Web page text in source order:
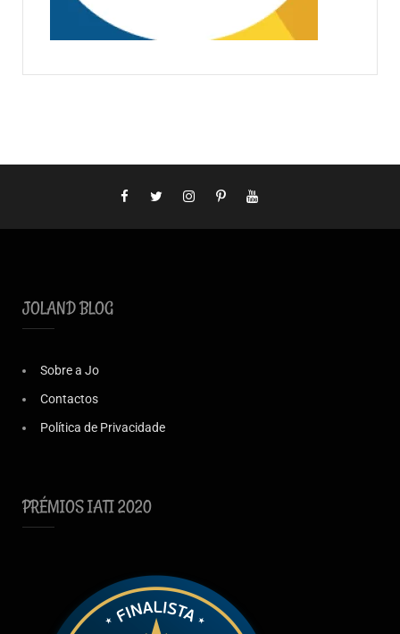
JOLAND BLOG
Sobre a Jo
Contactos
Política de Privacidade
PRÉMIOS IATI 2020